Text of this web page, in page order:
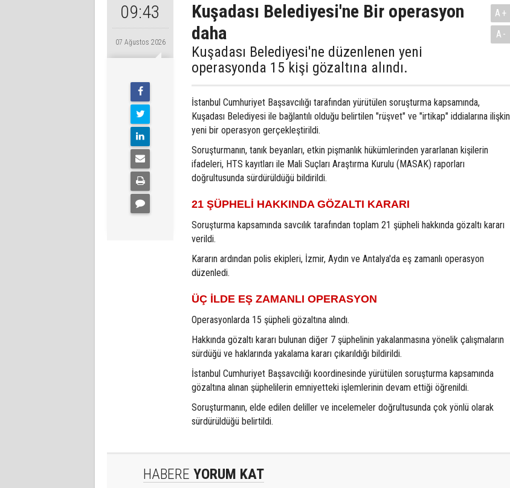
09:43
07 Ağustos 2026
Kuşadası Belediyesi'ne Bir operasyon
daha
Kuşadası Belediyesi'ne düzenlenen yeni
operasyonda 15 kişi gözaltına alındı.
A+
A-
İstanbul Cumhuriyet Başsavcılığı tarafından yürütülen soruşturma kapsamında,
Kuşadası Belediyesi ile bağlantılı olduğu belirtilen "rüşvet" ve "irtikap" iddialarına ilişkin
yeni bir operasyon gerçekleştirildi.
Soruşturmanın, tanık beyanları, etkin pişmanlık hükümlerinden yararlanan kişilerin
ifadeleri, HTS kayıtları ile Mali Suçları Araştırma Kurulu (MASAK) raporları
doğrultusunda sürdürüldüğü bildirildi.
21 ŞÜPHELİ HAKKINDA GÖZALTI KARARI
Soruşturma kapsamında savcılık tarafından toplam 21 şüpheli hakkında gözaltı kararı
verildi.
Kararın ardından polis ekipleri, İzmir, Aydın ve Antalya'da eş zamanlı operasyon
düzenledi.
ÜÇ İLDE EŞ ZAMANLI OPERASYON
Operasyonlarda 15 şüpheli gözaltına alındı.
Hakkında gözaltı kararı bulunan diğer 7 şüphelinin yakalanmasına yönelik çalışmaların
sürdüğü ve haklarında yakalama kararı çıkarıldığı bildirildi.
İstanbul Cumhuriyet Başsavcılığı koordinesinde yürütülen soruşturma kapsamında
gözaltına alınan şüphelilerin emniyetteki işlemlerinin devam ettiği öğrenildi.
Soruşturmanın, elde edilen deliller ve incelemeler doğrultusunda çok yönlü olarak
sürdürüldüğü belirtildi.
HABERE YORUM KAT